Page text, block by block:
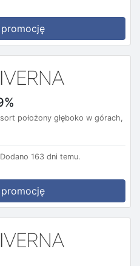
położony głęboko w górach,
Dodano 163 dni temu.